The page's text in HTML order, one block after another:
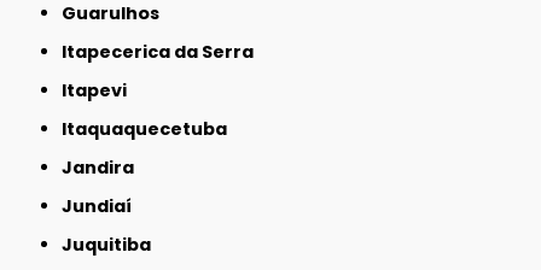
Guarulhos
Itapecerica da Serra
Itapevi
Itaquaquecetuba
Jandira
Jundiaí
Juquitiba